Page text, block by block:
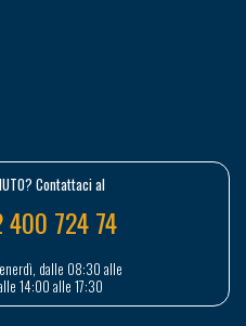
Contattaci al
724 74
dalle 08:30 alle
14:00 alle 17:30